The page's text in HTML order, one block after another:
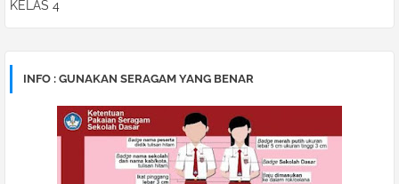
KELAS 4
INFO : GUNAKAN SERAGAM YANG BENAR